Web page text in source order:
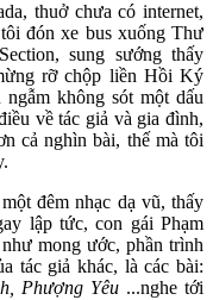
thuở chưa có internet,
đón xe bus xuống Thư
sung sướng thấy
rỡ chộp liền Hồi Ký
không sót một dấu
về tác giả và gia đình,
cả nghìn bài, thế mà tôi
đêm nhạc dạ vũ, thấy
lập tức, con gái Phạm
mong ước, phần trình
tác giả khác, là các bài:
Phượng Yêu ...nghe tới